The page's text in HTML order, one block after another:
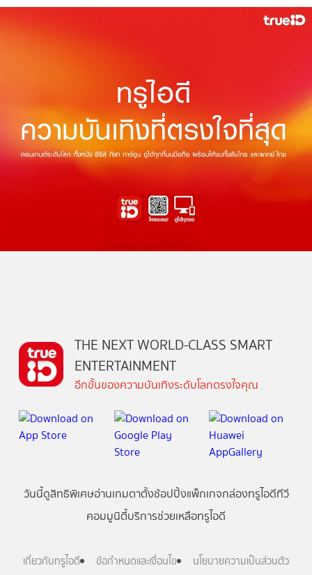
THE NEXT WORLD-CLASS SMART
ENTERTAINMENT
อีกขั้นของความบันเทิงระดับโลกตรงใจคุณ
วันนี้ดูสิทธิพิเศษอ่านเกมตาตั้งช้อปปิ้งแพ็กเกจกล่องทรูไอดีทีวี
คอมมูนิตี้บริการช่วยเหลือทรูไอดี
เกี่ยวกับทรูไอดี ข้อกำหนดและเงื่อนไข นโยบายความเป็นส่วนตัว